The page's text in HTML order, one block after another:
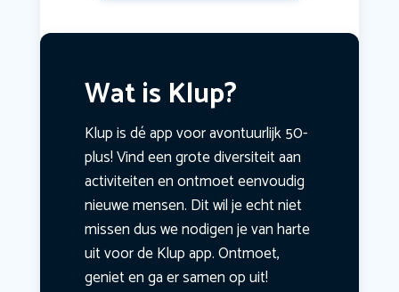
Wat is Klup?
Klup is dé app voor avontuurlijk 50-
plus! Vind een grote diversiteit aan
activiteiten en ontmoet eenvoudig
nieuwe mensen. Dit wil je echt niet
missen dus we nodigen je van harte
uit voor de Klup app. Ontmoet,
geniet en ga er samen op uit!